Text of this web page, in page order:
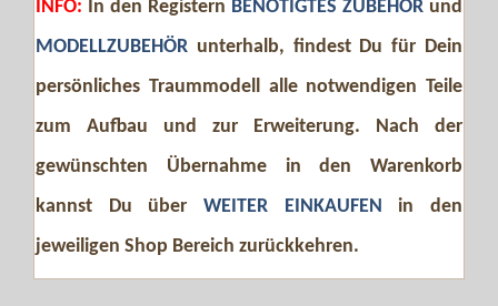
INFO: In den Registern BENÖTIGTES ZUBEHÖR und
MODELLZUBEHÖR unterhalb, findest Du für Dein
persönliches Traummodell alle notwendigen Teile
zum Aufbau und zur Erweiterung. Nach der
gewünschten Übernahme in den Warenkorb
kannst Du über WEITER EINKAUFEN in den
jeweiligen Shop Bereich zurückkehren.